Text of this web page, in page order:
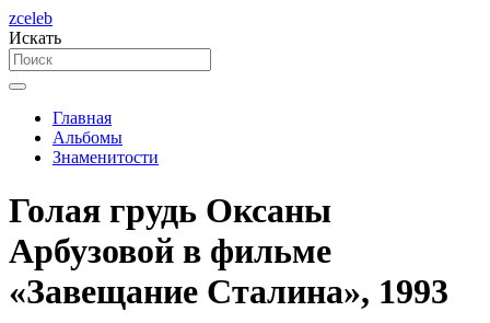
zceleb
Искать
Главная
Альбомы
Знаменитости
Голая грудь Оксаны
Арбузовой в фильме
«Завещание Сталина», 1993